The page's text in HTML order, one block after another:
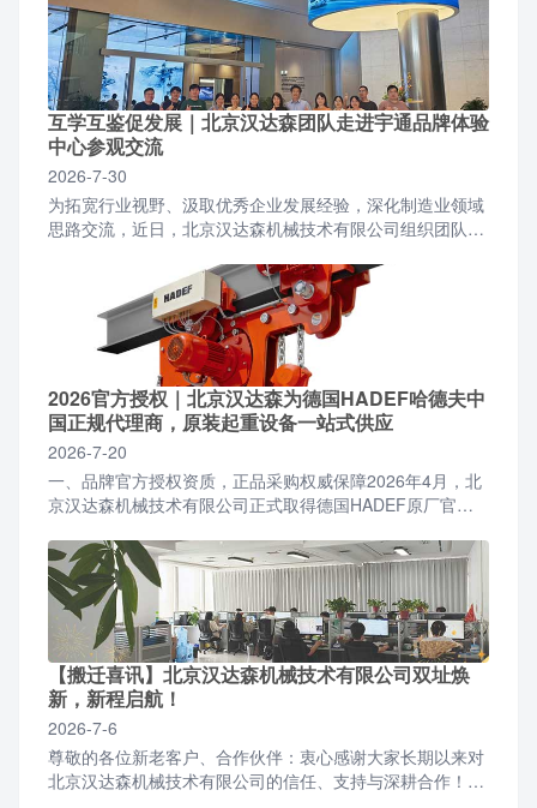
互学互鉴促发展｜北京汉达森团队走进宇通品牌体验
中心参观交流
2026-7-30
为拓宽行业视野、汲取优秀企业发展经验，深化制造业领域
思路交流，近日，北京汉达森机械技术有限公司组织团队前
2026官方授权｜北京汉达森为德国HADEF哈德夫中
国正规代理商，原装起重设备一站式供应
2026-7-20
一、品牌官方授权资质，正品采购权威保障2026年4月，北
京汉达森机械技术有限公司正式取得德国HADEF原厂官方
【搬迁喜讯】北京汉达森机械技术有限公司双址焕
新，新程启航！
2026-7-6
尊敬的各位新老客户、合作伙伴：衷心感谢大家长期以来对
北京汉达森机械技术有限公司的信任、支持与深耕合作！伴